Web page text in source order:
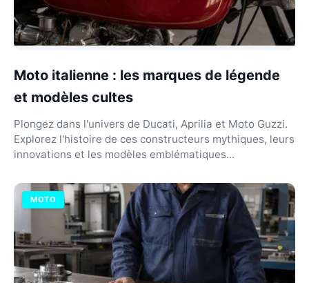
Moto italienne : les marques de légende
et modèles cultes
Plongez dans l'univers de Ducati, Aprilia et Moto Guzzi.
Explorez l'histoire de ces constructeurs mythiques, leurs
innovations et les modèles emblématiques...
MOTO